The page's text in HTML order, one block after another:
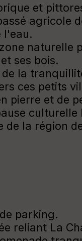
et
agricole
l'eau.
naturelle
ses bois.
la
ces petits
pierre et de
culturelle
la région
parking.
reliant La